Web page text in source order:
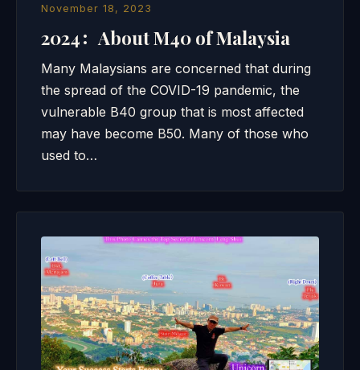
November 18, 2023
2024：About M40 of Malaysia
Many Malaysians are concerned that during
the spread of the COVID-19 pandemic, the
vulnerable B40 group that is most affected
may have become B50. Many of those who
used to…